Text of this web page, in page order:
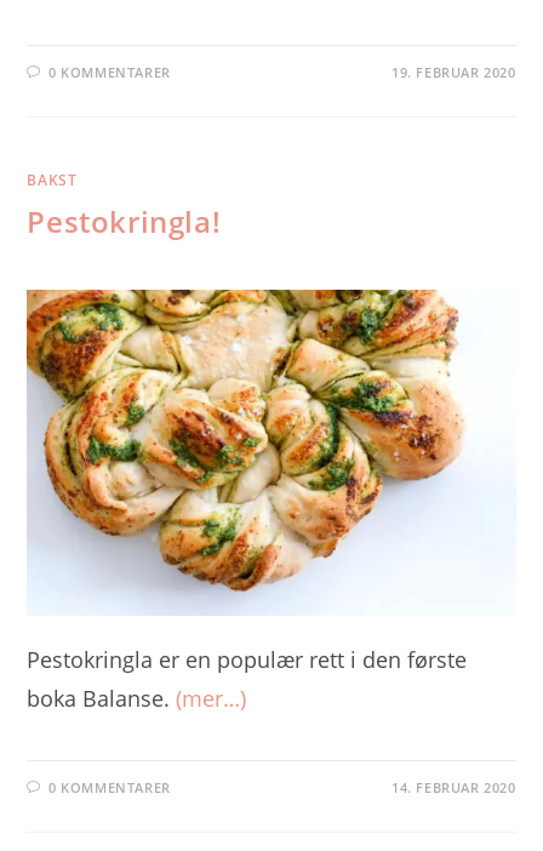
0 KOMMENTARER 19. FEBRUAR 2020
BAKST
Pestokringla!
Pestokringla er en populær rett i den første
boka Balanse.(mer…)
0 KOMMENTARER 14. FEBRUAR 2020